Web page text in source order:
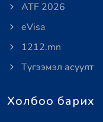
ATF 2026
eVisa
1212.mn
Түгээмэл асуулт
Холбоо барих